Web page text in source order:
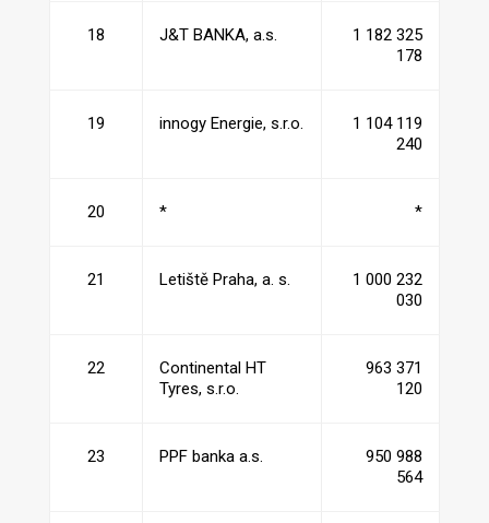
18 J&T BANKA, a.s.
1 182 325
178
19 innogy Energie, s.r.o.
1 104 119
240
20 * *
21 Letiště Praha, a. s.
1 000 232
030
22
Continental HT
Tyres, s.r.o.
963 371
120
23 PPF banka a.s.
950 988
564